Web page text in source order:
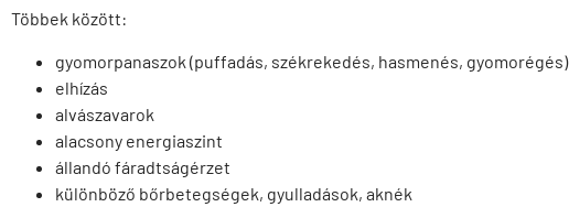
Többek között:
gyomorpanaszok (puffadás, székrekedés, hasmenés, gyomorégés)
elhízás
alvászavarok
alacsony energiaszint
állandó fáradtságérzet
különböző bőrbetegségek, gyulladások, aknék